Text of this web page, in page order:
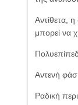
Αντίθετα, η
μπορεί να
Αντενή
Ραδική